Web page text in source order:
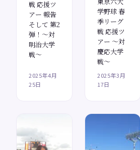
戦 応援ツ
アー 報告
そして 第2
弾！～対
明治大学
戦～
2025年4月
25日
学野球 春
季リーグ
戦 応援ツ
アー ～対
慶応大学
戦～
2025年3月
17日